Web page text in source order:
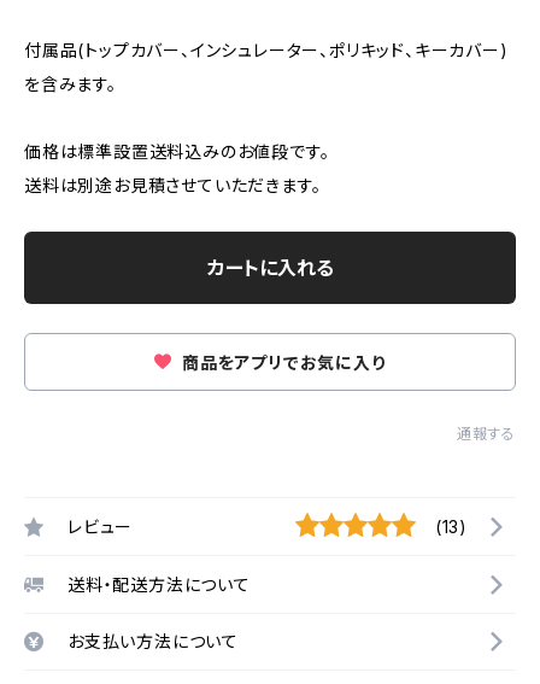
付属品(トップカバー、インシュレーター、ポリキッド、キーカバー)
を含みます。
価格は標準設置送料込みのお値段です。
送料は別途お見積させていただきます。
カートに入れる
商品をアプリでお気に入り
通報する
レビュー (13)
送料・配送方法について
お支払い方法について